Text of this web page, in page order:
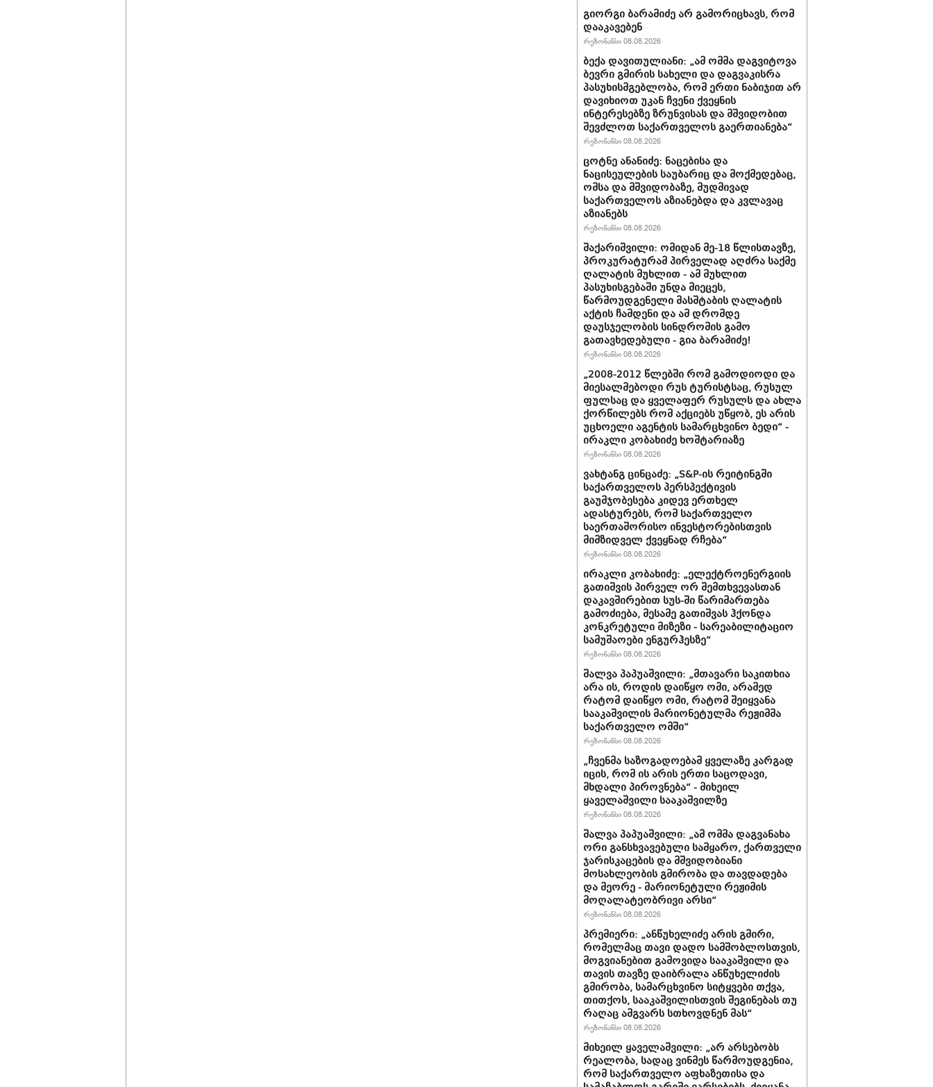
გიორგი ბარამიძე არ გამორიცხავს, რომ
დააკავებენ
რეზონანსი 08.08.2026
ბექა დავითულიანი: „ამ ომმა დაგვიტოვა
ბევრი გმირის სახელი და დაგვაკისრა
პასუხისმგებლობა, რომ ერთი ნაბიჯით არ
დავიხიოთ უკან ჩვენი ქვეყნის
ინტერესებზე ზრუნვისას და მშვიდობით
შევძლოთ საქართველოს გაერთიანება“
რეზონანსი 08.08.2026
ცოტნე ანანიძე: ნაცებისა და
ნაცისეულების საუბარიც და მოქმედებაც,
ომსა და მშვიდობაზე, მუდმივად
საქართველოს აზიანებდა და კვლავაც
აზიანებს
რეზონანსი 08.08.2026
შაქარიშვილი: ომიდან მე-18 წლისთავზე,
პროკურატურამ პირველად აღძრა საქმე
ღალატის მუხლით - ამ მუხლით
პასუხისგებაში უნდა მიეცეს,
წარმოუდგენელი მასშტაბის ღალატის
აქტის ჩამდენი და ამ დრომდე
დაუსჯელობის სინდრომის გამო
გათავხედებული - გია ბარამიძე!
რეზონანსი 08.08.2026
„2008-2012 წლებში რომ გამოდიოდი და
მიესალმებოდი რუს ტურისტსაც, რუსულ
ფულსაც და ყველაფერ რუსულს და ახლა
ქორწილებს რომ აქციებს უწყობ, ეს არის
უცხოელი აგენტის სამარცხვინო ბედი“ -
ირაკლი კობახიძე ხოშტარიაზე
რეზონანსი 08.08.2026
ვახტანგ ცინცაძე: „S&P-ის რეიტინგში
საქართველოს პერსპექტივის
გაუმჯობესება კიდევ ერთხელ
ადასტურებს, რომ საქართველო
საერთაშორისო ინვესტორებისთვის
მიმზიდველ ქვეყნად რჩება“
რეზონანსი 08.08.2026
ირაკლი კობახიძე: „ელექტროენერგიის
გათიშვის პირველ ორ შემთხვევასთან
დაკავშირებით სუს-ში წარიმართება
გამოძიება, მესამე გათიშვას ჰქონდა
კონკრეტული მიზეზი - სარეაბილიტაციო
სამუშაოები ენგურჰესზე“
რეზონანსი 08.08.2026
შალვა პაპუაშვილი: „მთავარი საკითხია
არა ის, როდის დაიწყო ომი, არამედ
რატომ დაიწყო ომი, რატომ შეიყვანა
სააკაშვილის მარიონეტულმა რეჟიმმა
საქართველო ომში“
რეზონანსი 08.08.2026
„ჩვენმა საზოგადოებამ ყველაზე კარგად
იცის, რომ ის არის ერთი საცოდავი,
მხდალი პიროვნება“ - მიხეილ
ყაველაშვილი სააკაშვილზე
რეზონანსი 08.08.2026
შალვა პაპუაშვილი: „ამ ომმა დაგვანახა
ორი განსხვავებული სამყარო, ქართველი
ჯარისკაცების და მშვიდობიანი
მოსახლეობის გმირობა და თავდადება
და მეორე - მარიონეტული რეჟიმის
მოღალატეობრივი არსი“
რეზონანსი 08.08.2026
პრემიერი: „ანწუხელიძე არის გმირი,
რომელმაც თავი დადო სამშობლოსთვის,
მოგვიანებით გამოვიდა სააკაშვილი და
თავის თავზე დაიბრალა ანწუხელიძის
გმირობა, სამარცხვინო სიტყვები თქვა,
თითქოს, სააკაშვილისთვის შეგინებას თუ
რაღაც ამგვარს სთხოვდნენ მას“
რეზონანსი 08.08.2026
მიხეილ ყაველაშვილი: „არ არსებობს
რეალობა, სადაც ვინმეს წარმოუდგენია,
რომ საქართველო აფხაზეთისა და